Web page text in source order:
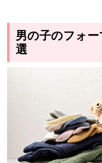
男の子のフォ
選